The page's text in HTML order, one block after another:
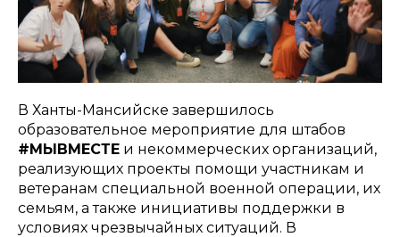
В Ханты-Мансийске завершилось
образовательное мероприятие для штабов
#МЫВМЕСТЕ и некоммерческих организаций,
реализующих проекты помощи участникам и
ветеранам специальной военной операции, их
семьям, а также инициативы поддержки в
условиях чрезвычайных ситуаций. В